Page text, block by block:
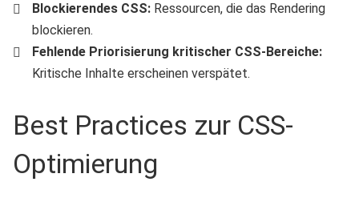
Blockierendes CSS: Ressourcen, die das Rendering
blockieren.
Fehlende Priorisierung kritischer CSS-Bereiche:
Kritische Inhalte erscheinen verspätet.
Best Practices zur CSS-
Optimierung